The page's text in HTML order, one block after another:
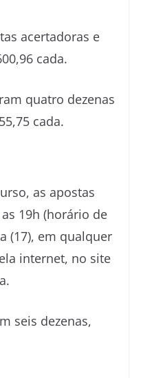
acertadoras e
cada.
quatro dezenas
cada.
as apostas
19h (horário de
(17), em qualquer
internet, no site
seis dezenas,